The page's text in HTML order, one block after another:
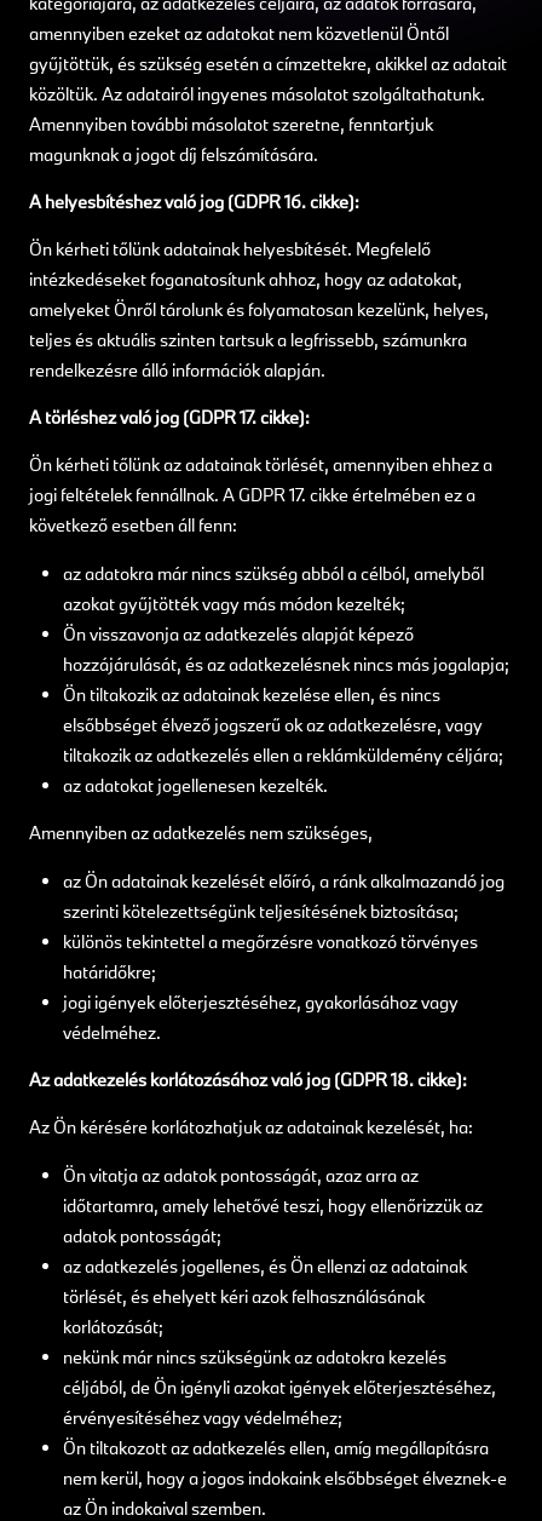
amennyiben ezeket az adatokat nem közvetlenül Öntől
gyűjtöttük, és szükség esetén a címzettekre, akikkel az adatait
közöltük. Az adatairól ingyenes másolatot szolgáltathatunk.
Amennyiben további másolatot szeretne, fenntartjuk
magunknak a jogot díj felszámítására.
A helyesbítéshez való jog (GDPR 16. cikke):
Ön kérheti tőlünk adatainak helyesbítését. Megfelelő
intézkedéseket foganatosítunk ahhoz, hogy az adatokat,
amelyeket Önről tárolunk és folyamatosan kezelünk, helyes,
teljes és aktuális szinten tartsuk a legfrissebb, számunkra
rendelkezésre álló információk alapján.
A törléshez való jog (GDPR 17. cikke):
Ön kérheti tőlünk az adatainak törlését, amennyiben ehhez a
jogi feltételek fennállnak. A GDPR 17. cikke értelmében ez a
következő esetben áll fenn:
az adatokra már nincs szükség abból a célból, amelyből
azokat gyűjtötték vagy más módon kezelték;
Ön visszavonja az adatkezelés alapját képező
hozzájárulását, és az adatkezelésnek nincs más jogalapja;
Ön tiltakozik az adatainak kezelése ellen, és nincs
elsőbbséget élvező jogszerű ok az adatkezelésre, vagy
tiltakozik az adatkezelés ellen a reklámküldemény céljára;
az adatokat jogellenesen kezelték.
Amennyiben az adatkezelés nem szükséges,
az Ön adatainak kezelését előíró, a ránk alkalmazandó jog
szerinti kötelezettségünk teljesítésének biztosítása;
különös tekintettel a megőrzésre vonatkozó törvényes
határidőkre;
jogi igények előterjesztéséhez, gyakorlásához vagy
védelméhez.
Az adatkezelés korlátozásához való jog (GDPR 18. cikke):
Az Ön kérésére korlátozhatjuk az adatainak kezelését, ha:
Ön vitatja az adatok pontosságát, azaz arra az
időtartamra, amely lehetővé teszi, hogy ellenőrizzük az
adatok pontosságát;
az adatkezelés jogellenes, és Ön ellenzi az adatainak
törlését, és ehelyett kéri azok felhasználásának
korlátozását;
nekünk már nincs szükségünk az adatokra kezelés
céljából, de Ön igényli azokat igények előterjesztéséhez,
érvényesítéséhez vagy védelméhez;
Ön tiltakozott az adatkezelés ellen, amíg megállapításra
nem kerül, hogy a jogos indokaink elsőbbséget élveznek-e
az Ön indokaival szemben.